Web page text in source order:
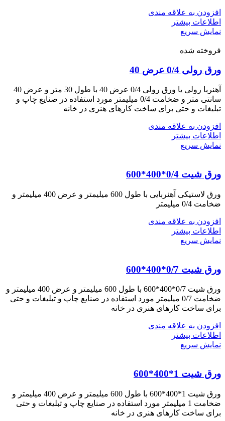
افزودن به علاقه مندی
اطلاعات بیشتر
نمایش سریع
فروخته شده
ورق رولی 0/4 عرض 40
آهنربا رولی یا ورق رولی 0/4 عرض 40 با طول 30 متر و عرض 40
سانتی متر و ضخامت 0/4 میلیمتر مورد استفاده در صنایع چاپ و
تبلیغات و حتی برای ساخت کارهای هنری در خانه
افزودن به علاقه مندی
اطلاعات بیشتر
نمایش سریع
ورق شیت 0/4*400*600
ورق لاستیکی آهنربایی با طول 600 میلیمتر و عرض 400 میلیمتر و
ضخامت 0/4 میلیمتر
افزودن به علاقه مندی
اطلاعات بیشتر
نمایش سریع
ورق شیت 0/7*400*600
ورق شیت 0/7*400*600 با طول 600 میلیمتر و عرض 400 میلیمتر و
ضخامت 0/7 میلیمتر مورد استفاده در صنایع چاپ و تبلیغات و حتی
برای ساخت کارهای هنری در خانه
افزودن به علاقه مندی
اطلاعات بیشتر
نمایش سریع
ورق شیت 1*400*600
ورق شیت 1*400*600 با طول 600 میلیمتر و عرض 400 میلیمتر و
ضخامت 1 میلیمتر مورد استفاده در صنایع چاپ و تبلیغات و حتی
برای ساخت کارهای هنری در خانه